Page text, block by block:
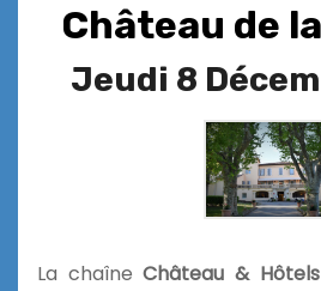
Château de
Jeudi 8
La chaîneChâteau &